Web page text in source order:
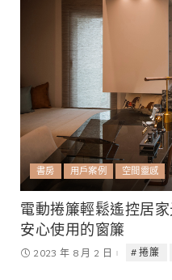
書房 用戶案例 空間靈感
電動捲簾輕鬆遙控居
安心使用的窗簾
2023 年 8 月 2 日 捲簾